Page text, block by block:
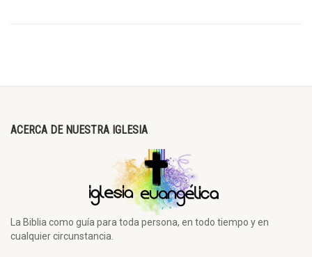
ACERCA DE NUESTRA IGLESIA
La Biblia como guía para toda persona, en todo tiempo y en
cualquier circunstancia.